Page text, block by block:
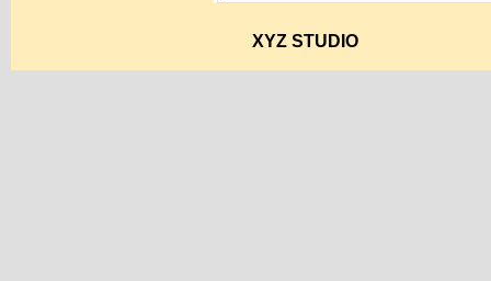
XYZ STUDIO